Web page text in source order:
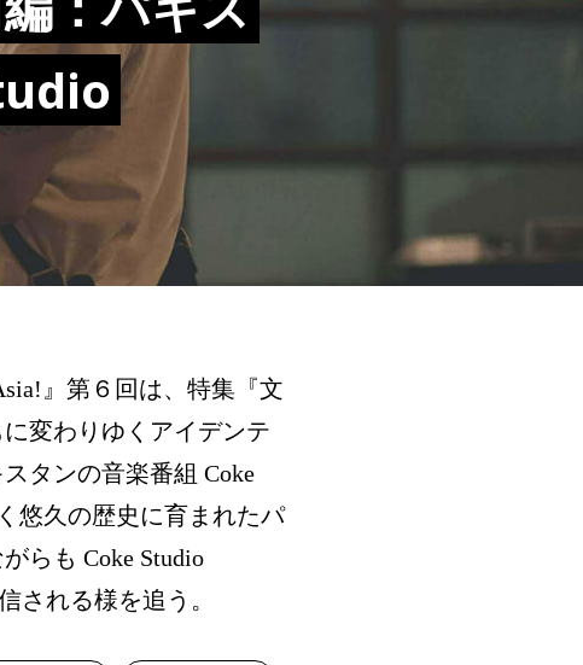
』第６回は、特集『文
変わりゆくアイデンテ
タンの音楽番組 Coke
悠久の歴史に育まれたパ
らも Coke Studio
される様を追う。